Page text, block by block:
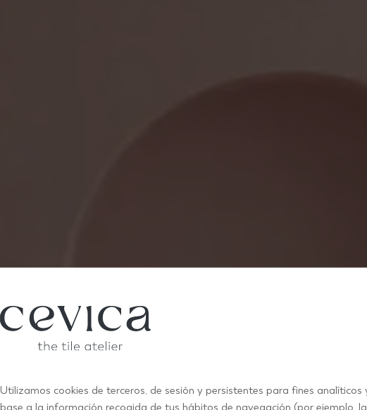
Utilizamos cookies de terceros, de sesión y persistentes para fines
base a la información recogida de tus hábitos de navegación (por ejemplo,